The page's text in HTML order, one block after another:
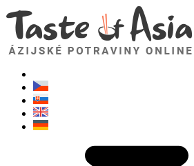
TasteOfAsia.sk
Neváhajte sa opýtať. Som tu pre vás!